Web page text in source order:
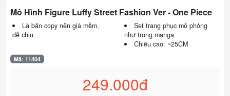
Mô Hình Figure Luffy Street Fashion Ver - One Piece
Là bản copy nên giá mềm,
dễ chịu
Set trang phục mô phỏng
như trong manga
Chiều cao: ~25CM
Mã: 11404
249.000đ